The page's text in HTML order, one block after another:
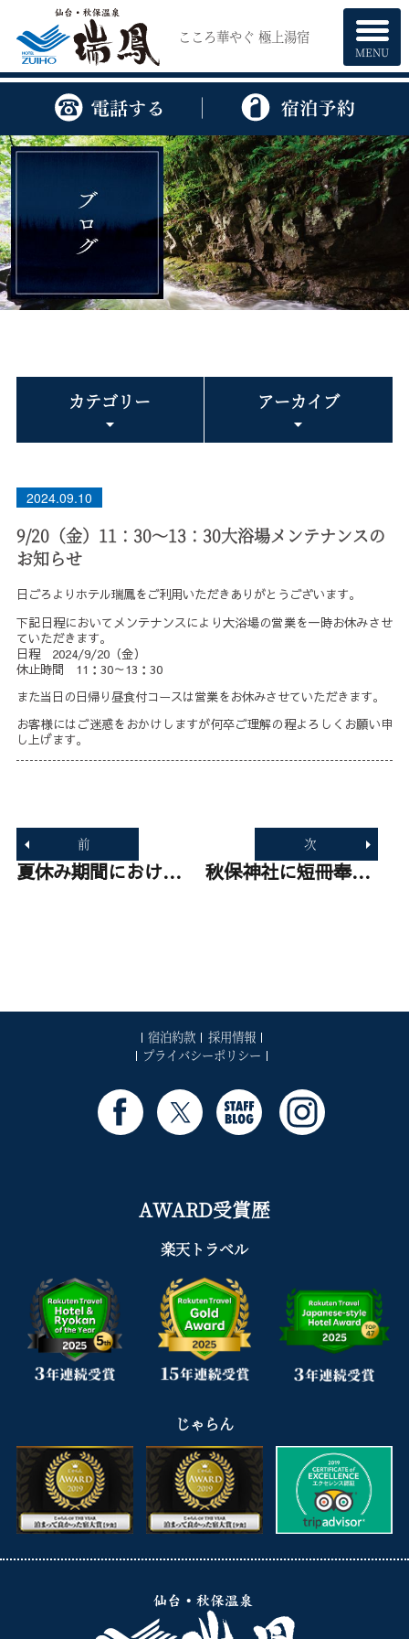
こころ華やぐ 極上湯宿
MENU
カテゴリー アーカイブ
2024.09.10
9/20（金）11：30～13：30大浴場メンテナンスの
お知らせ
日ごろよりホテル瑞鳳をご利用いただきありがとうございます。
下記日程においてメンテナンスにより大浴場の営業を一時お休みさせ
ていただきます。
日程 2024/9/20（金）
休止時間 11：30～13：30
また当日の日帰り昼食付コースは営業をお休みさせていただきます。
お客様にはご迷惑をおかけしますが何卒ご理解の程よろしくお願い申
し上げます。
稿
ナ
ビ
ゲ
前
過
去
夏休み期間における日帰りプール営業日のご案内
次
次
秋保神社に短冊奉納いたしました
宿泊約款
採用情報
プライバシーポリシー
AWARD受賞歴
楽天トラベル
じゃらん